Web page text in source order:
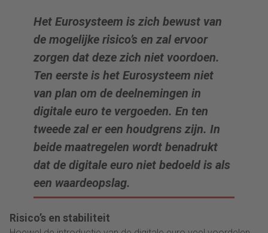
Het Eurosysteem is zich bewust van
de mogelijke risico’s en zal ervoor
zorgen dat deze zich niet voordoen.
Ten eerste is het Eurosysteem niet
van plan om de deelnemingen in
digitale euro te vergoeden. En ten
tweede zal er een houdgrens zijn. In
beide maatregelen wordt benadrukt
dat de digitale euro niet bedoeld is als
een waardeopslag.
Risico’s en stabiliteit